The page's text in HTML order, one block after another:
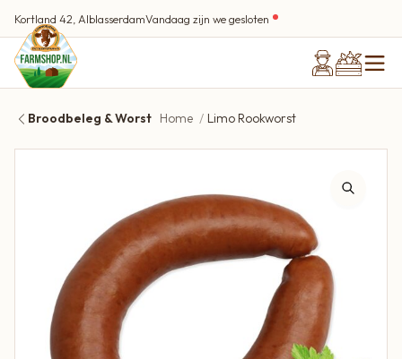
Kortland 42, AlblasserdamVandaag zijn we gesloten
Broodbeleg & Worst Home Limo Rookworst